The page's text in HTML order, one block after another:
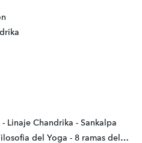
Linaje Chandrika - Sankalpa
Clase 1 parte 2 Historia y Filosofia del Yoga - 8 ramas del yoga